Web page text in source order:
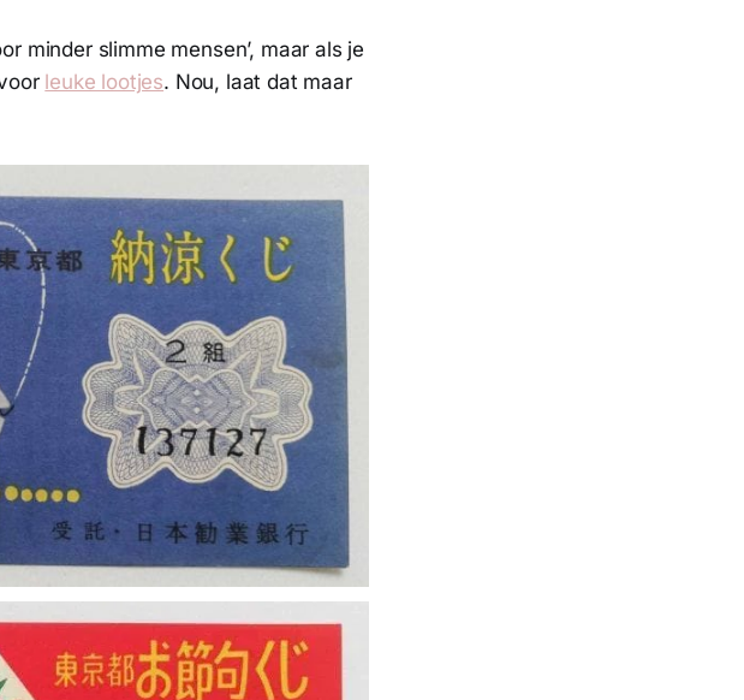
minder slimme mensen’, maar als je
leuke lootjes. Nou, laat dat maar